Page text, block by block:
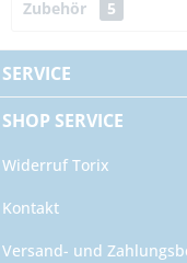
Zubehör 5
SERVICE
SHOP SERVICE
Widerruf Torix
Kontakt
Versand- und